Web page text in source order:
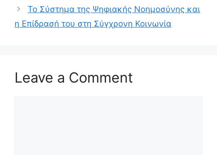
Το Σύστημα της Ψηφιακής Νοημοσύνης και
η Επίδρασή του στη Σύγχρονη Κοινωνία
Leave a Comment